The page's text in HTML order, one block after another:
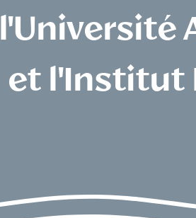
l'Université
et l'Institut